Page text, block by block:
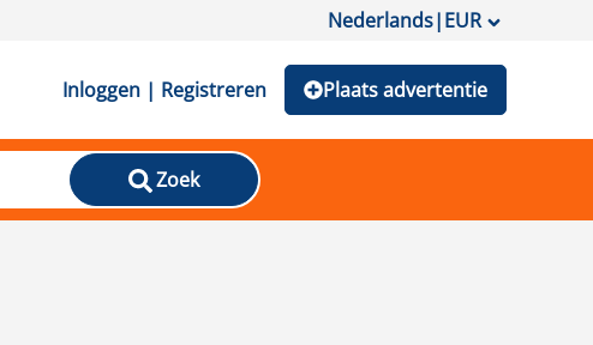
Nederlands|EUR
Inloggen | Registreren Plaats advertentie
Zoek